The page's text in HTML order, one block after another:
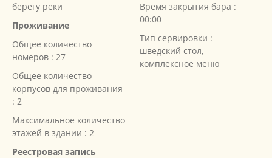
берегу реки
Проживание
Общее количество
номеров : 27
Общее количество
корпусов для проживания
: 2
Максимальное количество
этажей в здании : 2
Реестровая запись
Время закрытия бара :
00:00
Тип сервировки :
шведский стол,
комплексное меню